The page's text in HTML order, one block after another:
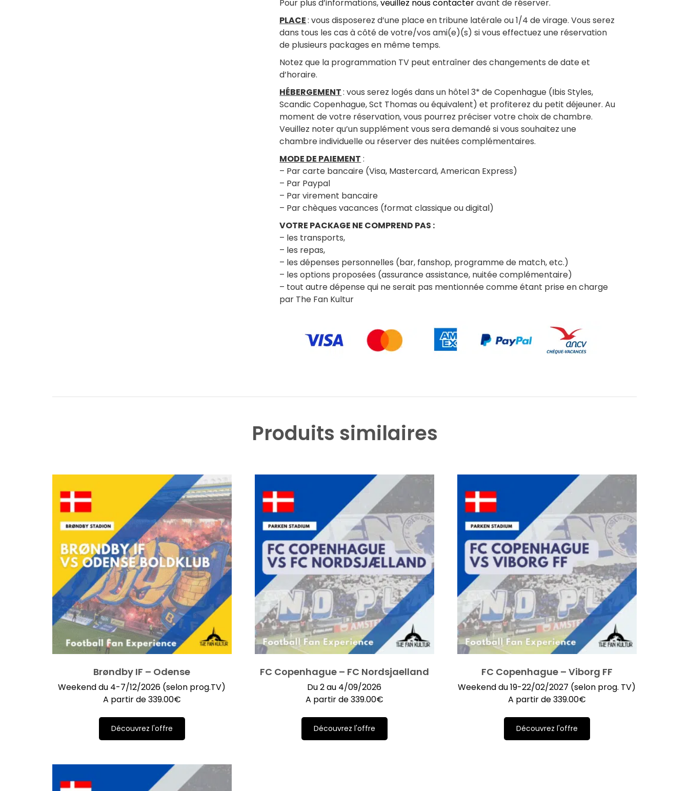
Pour plus d’informations,veuillez nous contacteravant de réserver.
PLACE: vous disposerez d’une place en tribune latérale ou 1/4 de virage. Vous serez
dans tous les cas à côté de votre/vos ami(e)(s) si vous effectuez une réservation
de plusieurs packages en même temps.
Notez que la programmation TV peut entraîner des changements de date et
d’horaire.
HÉBERGEMENT: vous serez logés dans un hôtel 3* de Copenhague (Ibis Styles,
Scandic Copenhague, Sct Thomas ou équivalent) et profiterez du petit déjeuner. Au
moment de votre réservation, vous pourrez préciser votre choix de chambre.
Veuillez noter qu’un supplément vous sera demandé si vous souhaitez une
chambre individuelle ou réserver des nuitées complémentaires.
MODE DE PAIEMENT :
– Par carte bancaire (Visa, Mastercard, American Express)
– Par Paypal
– Par virement bancaire
– Par chèques vacances (format classique ou digital)
VOTRE PACKAGE NE COMPREND PAS :
– les transports,
– les repas,
– les dépenses personnelles (bar, fanshop, programme de match, etc.)
– les options proposées (assurance assistance, nuitée complémentaire)
– tout autre dépense qui ne serait pas mentionnée comme étant prise en charge
par The Fan Kultur
Produits similaires
Brøndby IF – Odense
Weekend du 4-7/12/2026 (selon prog.TV)
A partir de339.00€
Découvrez l'offre
FC Copenhague – FC Nordsjaelland
Du 2 au 4/09/2026
A partir de339.00€
Découvrez l'offre
FC Copenhague – Viborg FF
Weekend du 19-22/02/2027 (selon prog. TV)
A partir de339.00€
Découvrez l'offre